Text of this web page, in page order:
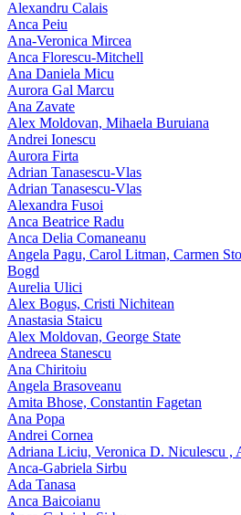
Alexandru Calais
Anca Peiu
Ana-Veronica Mircea
Anca Florescu-Mitchell
Ana Daniela Micu
Aurora Gal Marcu
Ana Zavate
Alex Moldovan, Mihaela Buruiana
Andrei Ionescu
Aurora Firta
Adrian Tanasescu‑Vlas
Adrian Tanasescu-Vlas
Alexandra Fusoi
Anca Beatrice Radu
Anca Delia Comaneanu
Angela Pagu, Carol Litman, Carmen
Bogd
Aurelia Ulici
Alex Bogus, Cristi Nichitean
Anastasia Staicu
Alex Moldovan, George State
Andreea Stanescu
Ana Chiritoiu
Angela Brasoveanu
Amita Bhose, Constantin Fagetan
Ana Popa
Andrei Cornea
Adriana Liciu, Veronica D. Niculescu ,
Anca‑Gabriela Sirbu
Ada Tanasa
Anca Baicoianu